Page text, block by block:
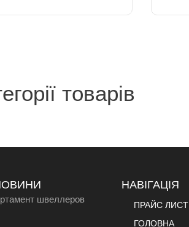
товарів
швеллеров
НАВІГАЦІЯ
ПРАЙС ЛИСТ
ГОЛОВНА